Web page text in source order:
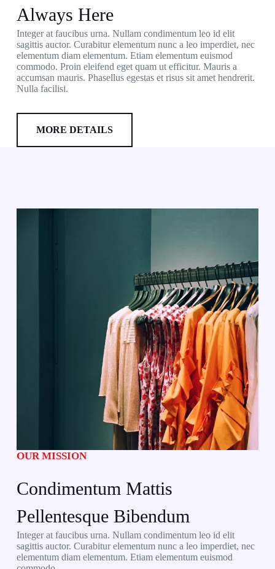
Always Here
Integer at faucibus urna. Nullam condimentum leo id elit
sagittis auctor. Curabitur elementum nunc a leo imperdiet, nec
elementum diam elementum. Etiam elementum euismod
commodo. Proin eleifend eget quam ut efficitur. Mauris a
accumsan mauris. Phasellus egestas et risus sit amet hendrerit.
Nulla facilisi.
MORE DETAILS
OUR MISSION
Condimentum Mattis
Pellentesque Bibendum
Integer at faucibus urna. Nullam condimentum leo id elit
sagittis auctor. Curabitur elementum nunc a leo imperdiet, nec
elementum diam elementum. Etiam elementum euismod